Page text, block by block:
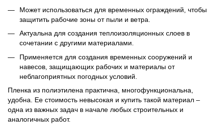
Может использоваться для временных ограждений, чтобы
защитить рабочие зоны от пыли и ветра.
Актуальна для создания теплоизоляционных слоев в
сочетании с другими материалами.
Применяется для создания временных сооружений и
навесов, защищающих рабочих и материалы от
неблагоприятных погодных условий.
Пленка из полиэтилена практична, многофункциональна,
удобна. Ее стоимость невысокая и купить такой материал –
одна из важных задач в начале любых строительных и
аналогичных работ.